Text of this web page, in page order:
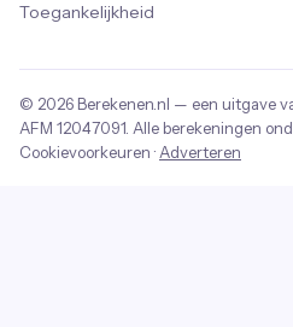
Toegankelijkheid
© 2026 Berekenen.nl — een uitgave
AFM 12047091 . Alle berekeningen
Cookievoorkeuren · Adverteren